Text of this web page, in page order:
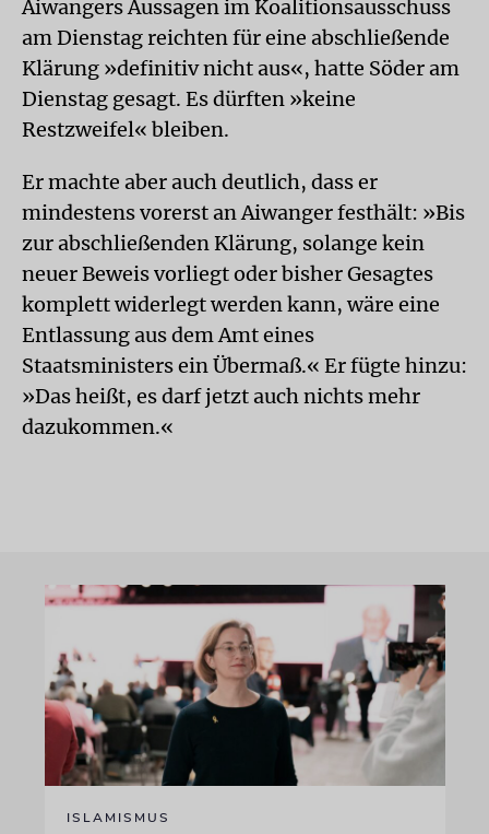
Aiwangers Aussagen im Koalitionsausschuss
am Dienstag reichten für eine abschließende
Klärung »definitiv nicht aus«, hatte Söder am
Dienstag gesagt. Es dürften »keine
Restzweifel« bleiben.
Er machte aber auch deutlich, dass er
mindestens vorerst an Aiwanger festhält: »Bis
zur abschließenden Klärung, solange kein
neuer Beweis vorliegt oder bisher Gesagtes
komplett widerlegt werden kann, wäre eine
Entlassung aus dem Amt eines
Staatsministers ein Übermaß.« Er fügte hinzu:
»Das heißt, es darf jetzt auch nichts mehr
dazukommen.«
ISLAMISMUS